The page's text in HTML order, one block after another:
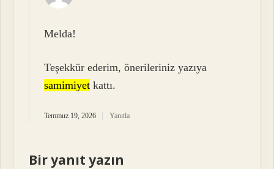
Melda!
Teşekkür ederim, önerileriniz yazıya
samimiyet kattı.
Temmuz 19, 2026 Yanıtla
Bir yanıt yazın